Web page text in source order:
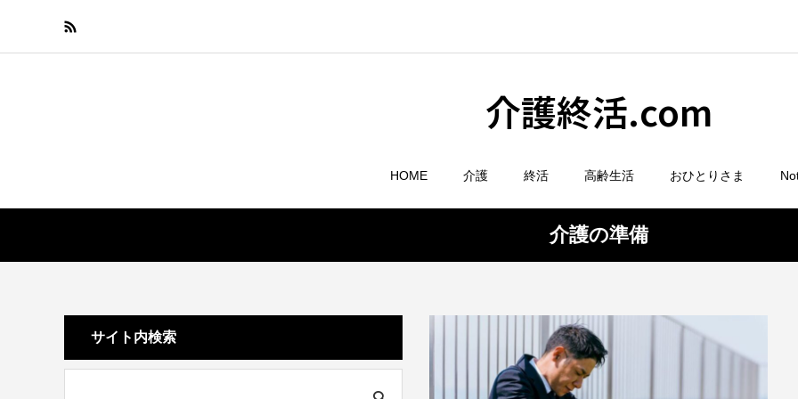
介護終活.com
HOME 介護 終活 高齢生活 おひとりさま
介護の準備
サイト内検索